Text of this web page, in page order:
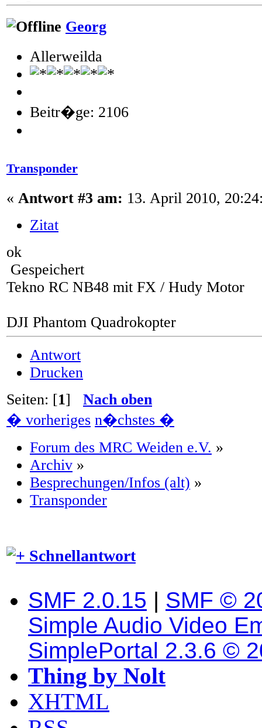
Georg
Allerweilda
Beitr�ge: 2106
Transponder
« Antwort #3 am: 13. April 2010,
Zitat
ok
Gespeichert
Tekno RC NB48 mit FX / Hudy Motor
DJI Phantom Quadrokopter
Antwort
Drucken
Seiten: [1] Nach oben
� vorheriges n�chstes �
Forum des MRC Weiden e.V. »
Archiv »
Besprechungen/Infos (alt) »
Transponder
Schnellantwort
SMF 2.0.15 | SMF ©
Simple Audio Video
SimplePortal 2.3.6 ©
Thing by Nolt
XHTML